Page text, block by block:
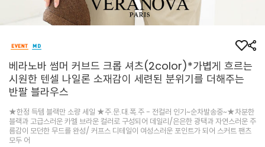
베라노바 썸머 커브드 크롭 셔츠(2color)*가볍게 흐르는
시원한 텐셀 나일론 소재감이 세련된 분위기를 더해주는
반팔 블라우스
★한정 득템 블랙만 소량 세일 ★주.문.대.폭.주 - 전컬러 인기~순차발송중~★차분한
블랙과 고급스러운 카멜 브라운 컬러로 구성되어 데일리/은은한 광택과 자연스러운 주
름감이 모던한 무드를 완성/ 커프스 디테일이 여성스러운 포인트가 되어 스커트 팬츠
모두 어